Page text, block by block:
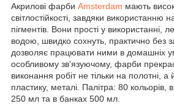
Акрилові фарби Amsterdam мають
світлостійкості, завдяки використанню
пігментів. Вони прості у використанні,
водою, швидко сохнуть, практично без
дозволяє працювати ними в домашніх
особливому зв'язуючому, фарби
виконання робіт не тільки на полотні, а
пластику, металі. Палітра: 80 кольорів,
250 мл та в банках 500 мл.